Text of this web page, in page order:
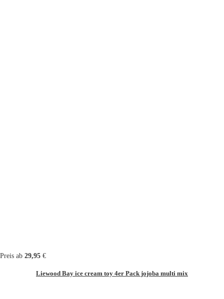
Preis ab 29,95 €
Liewood Bay ice cream toy 4er Pack jojoba multi mix